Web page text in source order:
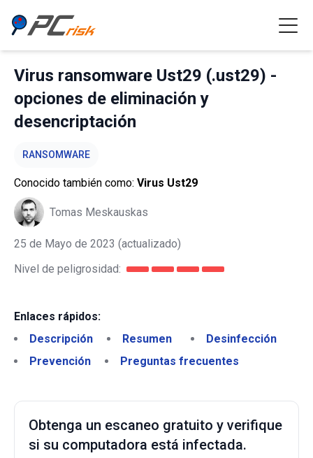
Virus ransomware Ust29 (.ust29) -
opciones de eliminación y
desencriptación
RANSOMWARE
Conocido también como: Virus Ust29
Tomas Meskauskas
25 de Mayo de 2023 (actualizado)
Nivel de peligrosidad:
Enlaces rápidos:
Descripción
Resumen
Desinfección
Prevención
Preguntas frecuentes
Obtenga un escaneo gratuito y verifique
si su computadora está infectada.